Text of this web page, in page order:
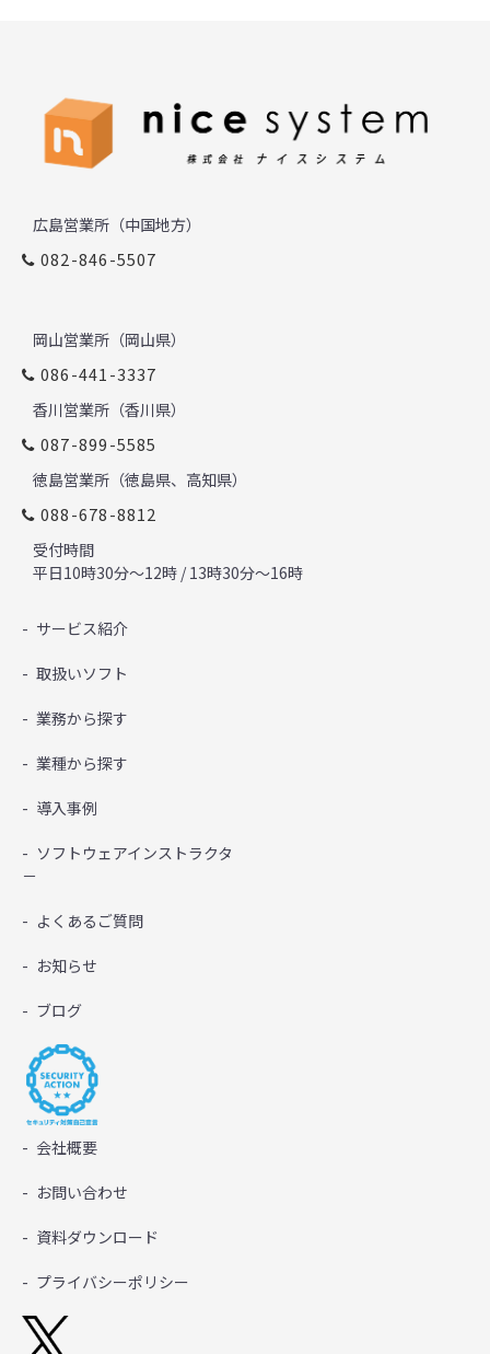
広島営業所（中国地方）
082-846-5507
岡山営業所（岡山県）
086-441-3337
香川営業所（香川県）
087-899-5585
徳島営業所（徳島県、高知県）
088-678-8812
受付時間
平日10時30分～12時 / 13時30分～16時
サービス紹介
取扱いソフト
業務から探す
業種から探す
導入事例
ソフトウェアインストラクタ
－
よくあるご質問
お知らせ
ブログ
会社概要
お問い合わせ
資料ダウンロード
プライバシーポリシー